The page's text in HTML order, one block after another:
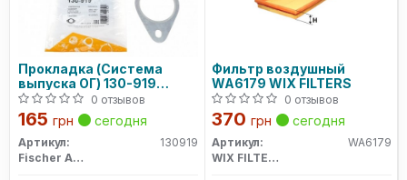
Прокладка (Система
выпуска ОГ) 130-919
FISCHER
0 отзывов
165 грн сегодня
Артикул:
130919
Fischer Automotive One (FA1)
Фильтр воздушный
WA6179 WIX FILTERS
0 отзывов
370 грн сегодня
Артикул:
WA6179
WIX FILTERS